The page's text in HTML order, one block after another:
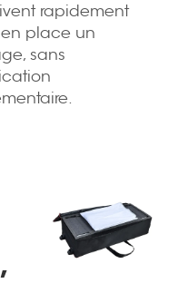
rapidement
en place un
sans